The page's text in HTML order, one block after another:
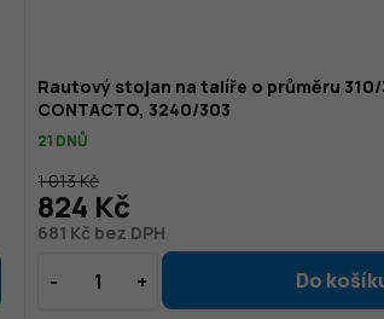
Rautový stojan na talíře o průměru 310/
CONTACTO, 3240/303
21 DNŮ
681 Kč bez DPH
1 013 Kč
824 Kč